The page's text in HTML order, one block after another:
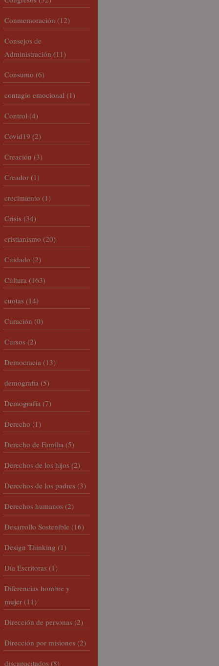
Conmemoración (12)
Consejos de
Administración (11)
Consumo (6)
contagio emocional (1)
Control (4)
Covid19 (2)
Creación (3)
Creador (1)
crecimiento (1)
Crisis (34)
cristianismo (20)
Cuidado (2)
Cultura (163)
cuotas (14)
Curación (0)
Cursos (2)
Democracia (13)
demografia (5)
Demografía (7)
Derecho (1)
Derecho de Familia (5)
Derechos de los hijos (2)
Derechos de los padres (3)
Derechos humanos (2)
Desarrollo Sostenible (16)
Design Thinking (1)
Día Escritoras (1)
Diferencias hombre y
mujer (11)
Dirección de personas (2)
Dirección por misiones (2)
discapacitados (8)